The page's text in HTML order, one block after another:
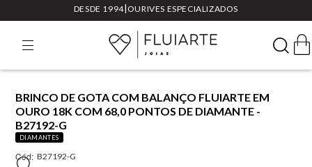
DESDE 1994| OURIVES ESPECIALIZADOS
BRINCO DE GOTA COM BALANÇO FLUIARTE EM
OURO 18K COM 68,0 PONTOS DE DIAMANTE -
B27192-G
DIAMANTES
Cód: B27192-G